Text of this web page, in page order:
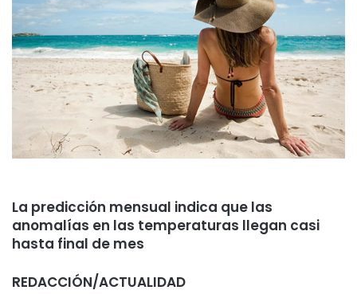
La predicción mensual indica que las
anomalías en las temperaturas llegan casi
hasta final de mes
REDACCIÓN/ACTUALIDAD